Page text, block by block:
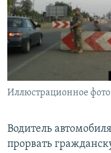
ПОБЕДИТЕЛЕЙ НЕ
КРЫМ.НЕПОКОРЕННЫЙ
ELIFBE
УКРАИНСКАЯ
ПРИСОЕДИНЯЙТЕСЬ!
Все сайты RFE/RL
Иллюстрационное фото
Водитель
прорвать